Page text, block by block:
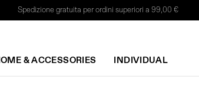
Spedizione gratuita per ordini superiori a 99,00 €
& ACCESSORIES INDIVIDUAL